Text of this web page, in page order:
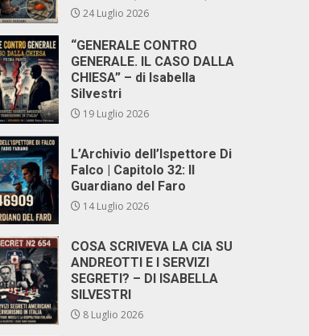
24 Luglio 2026
“GENERALE CONTRO
GENERALE. IL CASO DALLA
CHIESA” – di Isabella
Silvestri
19 Luglio 2026
L’Archivio dell’Ispettore Di
Falco | Capitolo 32: Il
Guardiano del Faro
14 Luglio 2026
COSA SCRIVEVA LA CIA SU
ANDREOTTI E I SERVIZI
SEGRETI? – DI ISABELLA
SILVESTRI
8 Luglio 2026